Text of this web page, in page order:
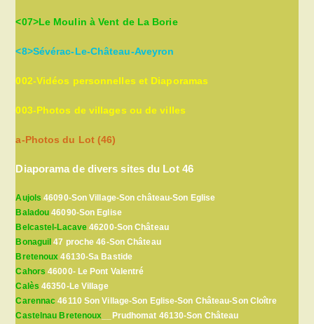
<07>Le Moulin à Vent de La Borie
<8>Sévérac-Le-Château-Aveyron
002-Vidéos personnelles et Diaporamas
003-Photos de villages ou de villes
a-Photos du Lot (46)
Diaporama de divers sites du Lot 46
Aujols 46090-Son Village-Son château-Son Eglise
Baladou 46090-Son Eglise
Belcastel-Lacave 46200-Son Château
Bonaguil 47 proche 46-Son Château
Bretenoux 46130-Sa Bastide
Cahors 46000- Le Pont Valentré
Calès 46350-Le Village
Carennac 46110 Son Village-Son Eglise-Son Château-Son Cloître
Castelnau Bretenoux __Prudhomat 46130-Son Château